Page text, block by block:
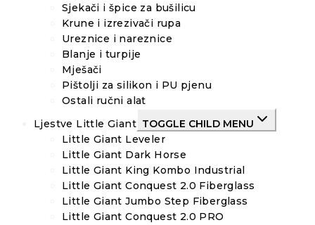
Sjekači i špice za bušilicu
Krune i izrezivači rupa
Ureznice i nareznice
Blanje i turpije
Mješači
Pištolji za silikon i PU pjenu
Ostali ručni alat
Ljestve Little Giant TOGGLE CHILD MENU
Little Giant Leveler
Little Giant Dark Horse
Little Giant King Kombo Industrial
Little Giant Conquest 2.0 Fiberglass
Little Giant Jumbo Step Fiberglass
Little Giant Conquest 2.0 PRO